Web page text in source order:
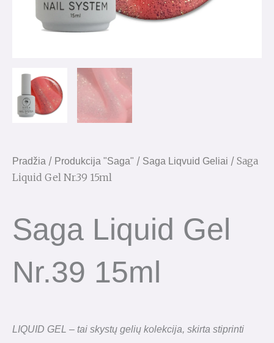
Pradžia / Produkcija "Saga" / Saga Liqvuid Geliai / Saga
Liquid Gel Nr.39 15ml
Saga Liquid Gel
Nr.39 15ml
LIQUID GEL – tai skystų gelių kolekcija, skirta stiprinti